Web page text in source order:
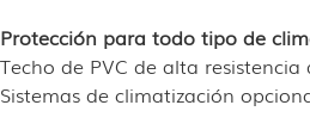
Protección para todo tipo de
Techo de PVC de alta
Sistemas de climatización